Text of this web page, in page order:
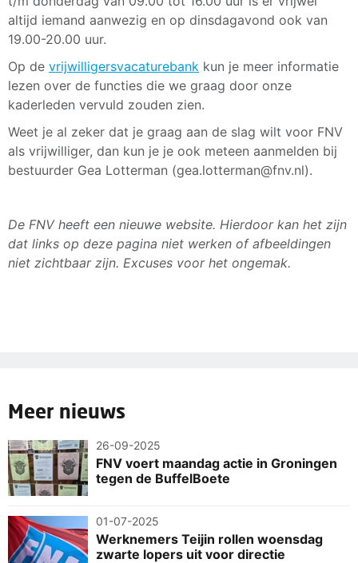
altijd iemand aanwezig en op dinsdagavond ook van
19.00-20.00 uur.
Op de vrijwilligersvacaturebank kun je meer informatie
lezen over de functies die we graag door onze
kaderleden vervuld zouden zien.
Weet je al zeker dat je graag aan de slag wilt voor FNV
als vrijwilliger, dan kun je je ook meteen aanmelden bij
bestuurder Gea Lotterman (gea.lotterman@fnv.nl).
De FNV heeft een nieuwe website. Hierdoor kan het zijn
dat links op deze pagina niet werken of afbeeldingen
niet zichtbaar zijn. Excuses voor het ongemak.
Meer nieuws
26-09-2025
FNV voert maandag actie in Groningen
tegen de BuffelBoete
01-07-2025
Werknemers Teijin rollen woensdag
zwarte lopers uit voor directie